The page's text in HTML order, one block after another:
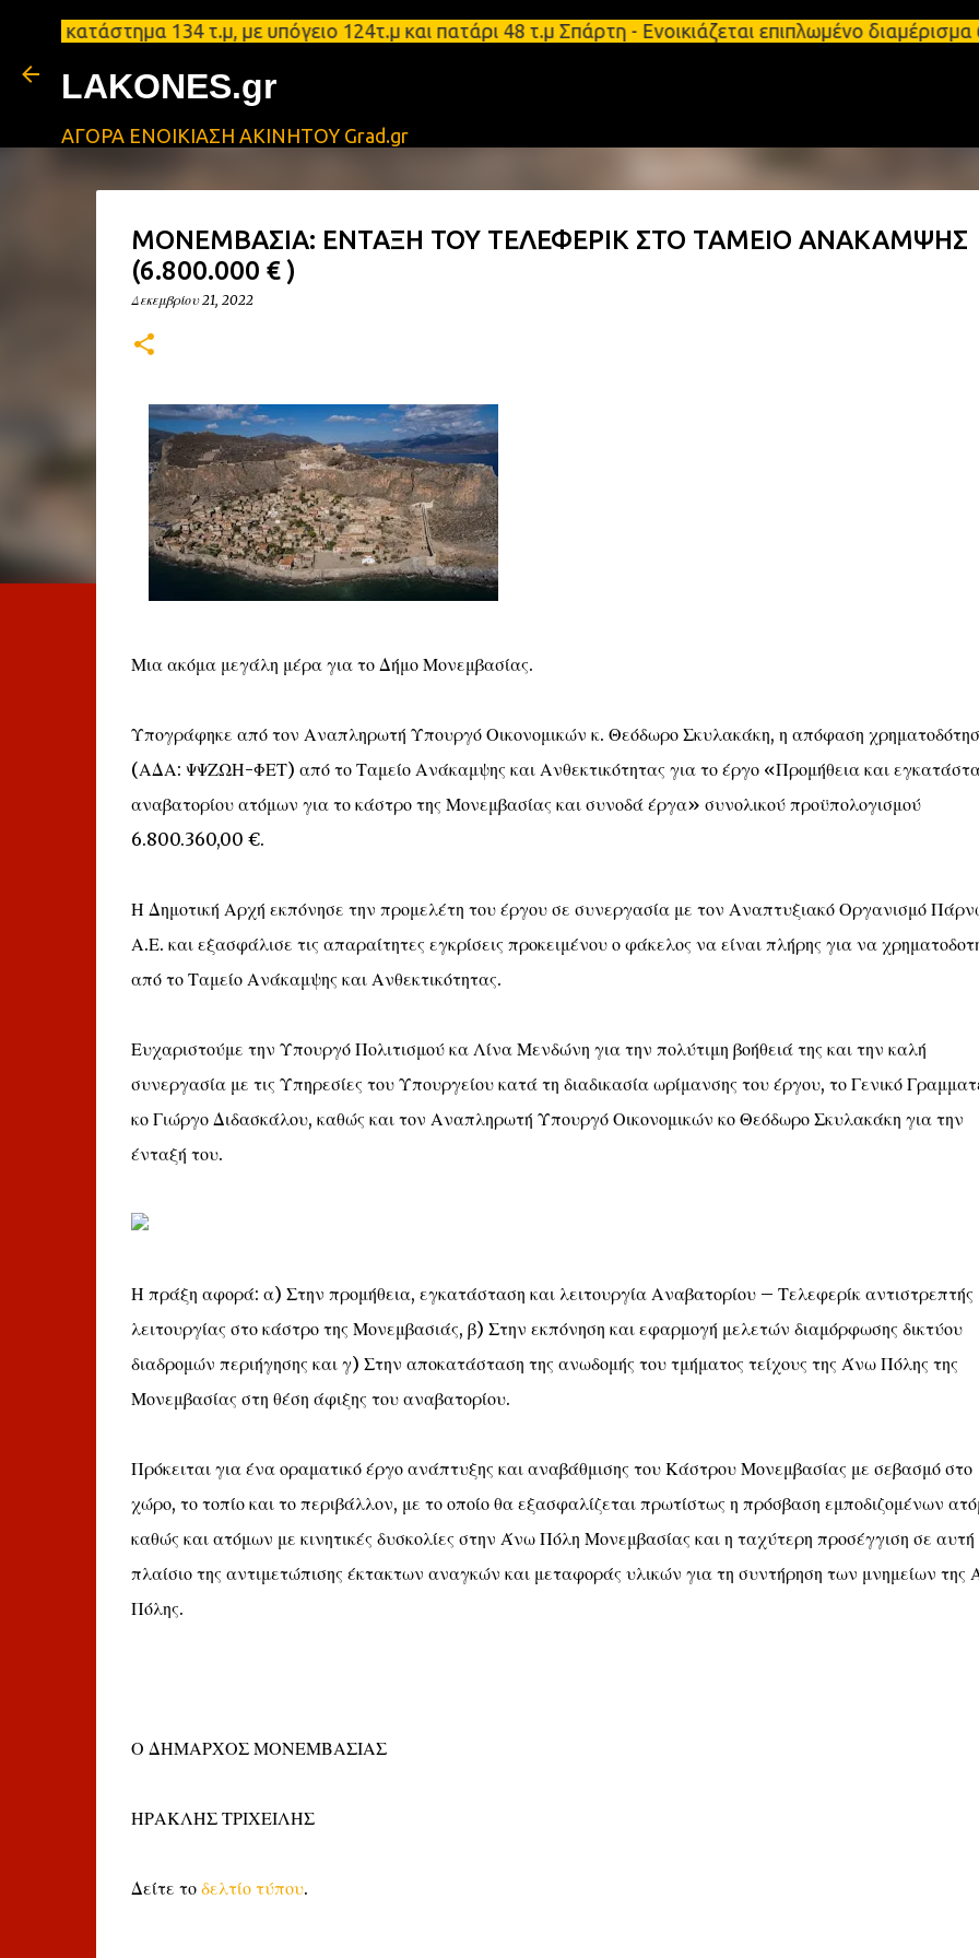
Μετάβαση στο κύριο περιεχόμενο
134 τ.μ, με υπόγειο 124τ.μ και πατάρι 48 τ.μ Σπάρτη - Ενοικιάζεται επιπλωμένο
LAKONES.gr
ΑΓΟΡΑ ΕΝΟΙΚΙΑΣΗ ΑΚΙΝΗΤΟΥ Grad.gr
ΜΟΝΕΜΒΑΣΙΑ: ΕΝΤΑΞΗ ΤΟΥ ΤΕΛΕΦΕΡΙΚ ΣΤΟ ΤΑΜΕΙΟ ΑΝΑΚΑΜΨΗΣ
(6.800.000 € )
Δεκεμβρίου 21, 2022
Μια ακόμα μεγάλη μέρα για το Δήμο Μονεμβασίας.
Υπογράφηκε από τον Αναπληρωτή Υπουργό Οικονομικών κ. Θεόδωρο Σκυλακάκη, η απόφαση
(ΑΔΑ: ΨΨΖΩΗ-ΦΕΤ) από το Ταμείο Ανάκαμψης και Ανθεκτικότητας για το έργο «Προμήθεια και
αναβατορίου ατόμων για το κάστρο της Μονεμβασίας και συνοδά έργα» συνολικού προϋπολογισμού
6.800.360,00 €.
Η Δημοτική Αρχή εκπόνησε την προμελέτη του έργου σε συνεργασία με τον Αναπτυξιακό Οργανισμό
Α.Ε. και εξασφάλισε τις απαραίτητες εγκρίσεις προκειμένου ο φάκελος να είναι πλήρης για να
από το Ταμείο Ανάκαμψης και Ανθεκτικότητας.
Ευχαριστούμε την Υπουργό Πολιτισμού κα Λίνα Μενδώνη για την πολύτιμη βοήθειά της και την καλή
συνεργασία με τις Υπηρεσίες του Υπουργείου κατά τη διαδικασία ωρίμανσης του έργου, το Γενικό
κο Γιώργο Διδασκάλου, καθώς και τον Αναπληρωτή Υπουργό Οικονομικών κο Θεόδωρο Σκυλακάκη για την
ένταξή του.
Η πράξη αφορά: α) Στην προμήθεια, εγκατάσταση και λειτουργία Αναβατορίου – Τελεφερίκ αντιστρεπτής
λειτουργίας στο κάστρο της Μονεμβασιάς, β) Στην εκπόνηση και εφαρμογή μελετών διαμόρφωσης δικτύου
διαδρομών περιήγησης και γ) Στην αποκατάσταση της ανωδομής του τμήματος τείχους της Άνω Πόλης της
Μονεμβασίας στη θέση άφιξης του αναβατορίου.
Πρόκειται για ένα οραματικό έργο ανάπτυξης και αναβάθμισης του Κάστρου Μονεμβασίας με σεβασμό στο
χώρο, το τοπίο και το περιβάλλον, με το οποίο θα εξασφαλίζεται πρωτίστως η πρόσβαση εμποδιζομένων
καθώς και ατόμων με κινητικές δυσκολίες στην Άνω Πόλη Μονεμβασίας και η ταχύτερη προσέγγιση σε αυτή
πλαίσιο της αντιμετώπισης έκτακτων αναγκών και μεταφοράς υλικών για τη συντήρηση των μνημείων της
Πόλης.
Ο ΔΗΜΑΡΧΟΣ ΜΟΝΕΜΒΑΣΙΑΣ
ΗΡΑΚΛΗΣ ΤΡΙΧΕΙΛΗΣ
Δείτε το δελτίο τύπου.